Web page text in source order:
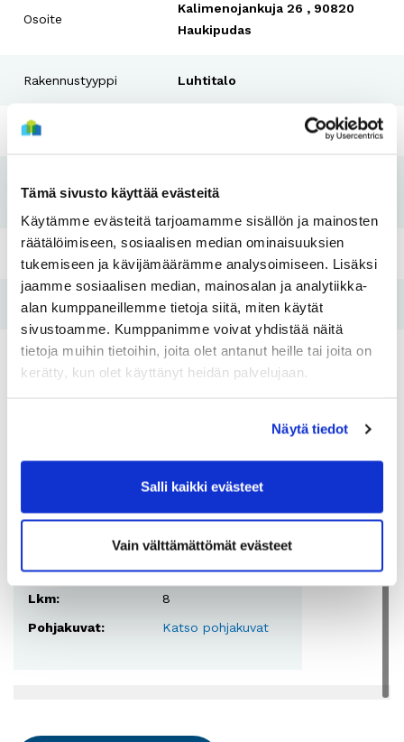
Tämä sivusto käyttää evästeitä
Käytämme evästeitä tarjoamamme sisällön ja mainosten
räätälöimiseen, sosiaalisen median ominaisuuksien
tukemiseen ja kävijämäärämme analysoimiseen. Lisäksi
jaamme sosiaalisen median, mainosalan ja analytiikka-
alan kumppaneillemme tietoja siitä, miten käytät
sivustoamme. Kumppanimme voivat yhdistää näitä
tietoja muihin tietoihin, joita olet antanut heille tai joita on
kerätty, kun olet käyttänyt heidän palvelujaan.
Näytä tiedot
Salli kaikki evästeet
Vain välttämättömät evästeet
Osoite
Kalimenojankuja 26 , 90820
Haukipudas
Rakennustyyppi Luhtitalo
Rakennusvuosi
2020
Hissi Ei
Tulo- ja
varallisuusraja
Kyllä
Asunnot
Huoneistotyyppi:
2H+K+S
60 - 61,5 m
Vuokra:
604 - 623€
Lkm:
8
Pohjakuvat:
Katso pohjakuvat